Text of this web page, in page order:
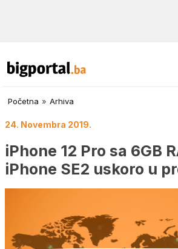
Početna » Arhiva
24. Novembra 2019.
iPhone 12 Pro sa 6GB
iPhone SE2 uskoro u